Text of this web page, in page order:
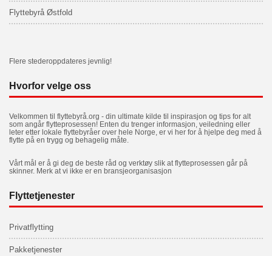
Flyttebyrå Østfold
Flere stederoppdateres jevnlig!
Hvorfor velge oss
Velkommen til flyttebyrå.org - din ultimate kilde til inspirasjon og tips for alt
som angår flytteprosessen! Enten du trenger informasjon, veiledning eller
leter etter lokale flyttebyråer over hele Norge, er vi her for å hjelpe deg med å
flytte på en trygg og behagelig måte.
Vårt mål er å gi deg de beste råd og verktøy slik at flytteprosessen går på
skinner. Merk at vi ikke er en bransjeorganisasjon
Flyttetjenester
Privatflytting
Pakketjenester